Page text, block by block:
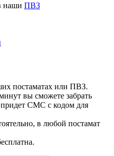
наши ПВЗ
постаматах или ПВЗ.
вы сможете забрать
придет СМС с кодом для
в любой постамат